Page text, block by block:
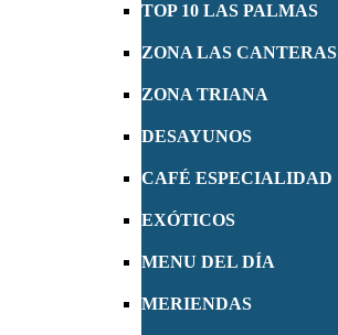
TOP 10 LAS PALMAS
ZONA LAS CANTERAS
ZONA TRIANA
DESAYUNOS
CAFÉ ESPECIALIDAD
EXÓTICOS
MENU DEL DÍA
MERIENDAS